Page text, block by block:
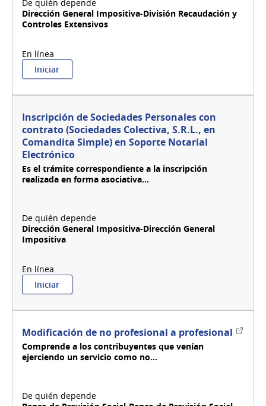
Dirección General Impositiva-División Recaudación y
Controles Extensivos
Iniciar:
Inscripción
personales
con
contrato
(Sociedades
Colectiva,
S.R.L.,
en
actividad
agropecuaria
Inscripción de Sociedades Personales con
contrato (Sociedades Colectiva, S.R.L., en
Comandita Simple) en Soporte Notarial
Electrónico
Es el trámite correspondiente a la inscripción
realizada en forma asociativa...
Dirección General Impositiva-Dirección General
Impositiva
Iniciar:
Inscripción
Personales
con
contrato
(Sociedades
en
Comandita
Modificación de no profesional a profesional Enlace
Comprende a los contribuyentes que venían
ejerciendo un servicio como no...